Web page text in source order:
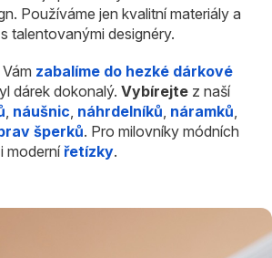
Používáme jen kvalitní materiály a
talentovanými designéry.
zabalíme do hezké dárkové
dárek dokonalý. Vybírejte z naší
, náušnic, náhrdelníků, náramků,
šperků. Pro milovníky módních
modernířetízky.